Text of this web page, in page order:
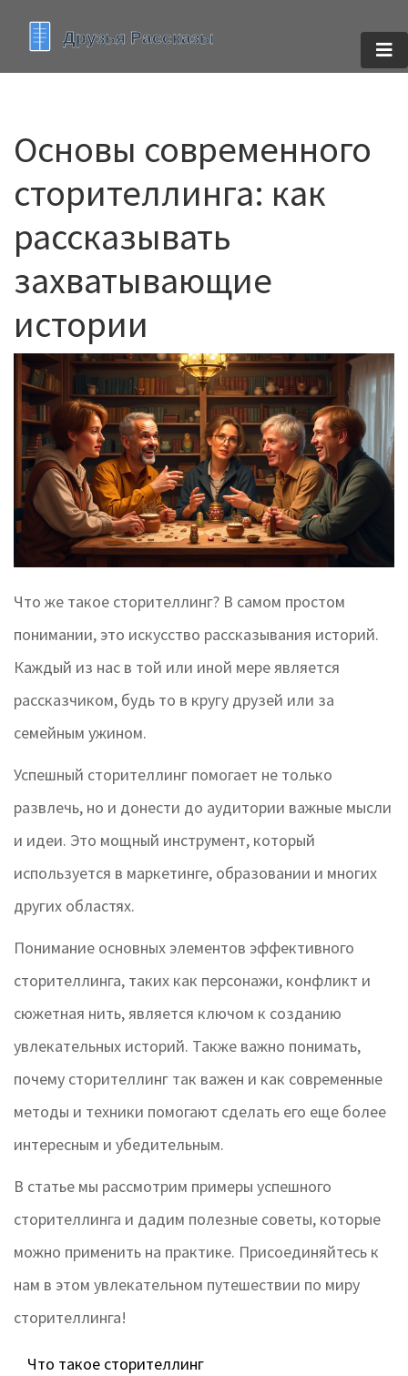
Основы современного
сторителлинга: как
рассказывать
захватывающие
истории
Что же такое сторителлинг? В самом простом
понимании, это искусство рассказывания историй.
Каждый из нас в той или иной мере является
рассказчиком, будь то в кругу друзей или за
семейным ужином.
Успешный сторителлинг помогает не только
развлечь, но и донести до аудитории важные мысли
и идеи. Это мощный инструмент, который
используется в маркетинге, образовании и многих
других областях.
Понимание основных элементов эффективного
сторителлинга, таких как персонажи, конфликт и
сюжетная нить, является ключом к созданию
увлекательных историй. Также важно понимать,
почему сторителлинг так важен и как современные
методы и техники помогают сделать его еще более
интересным и убедительным.
В статье мы рассмотрим примеры успешного
сторителлинга и дадим полезные советы, которые
можно применить на практике. Присоединяйтесь к
нам в этом увлекательном путешествии по миру
сторителлинга!
Что такое сторителлинг